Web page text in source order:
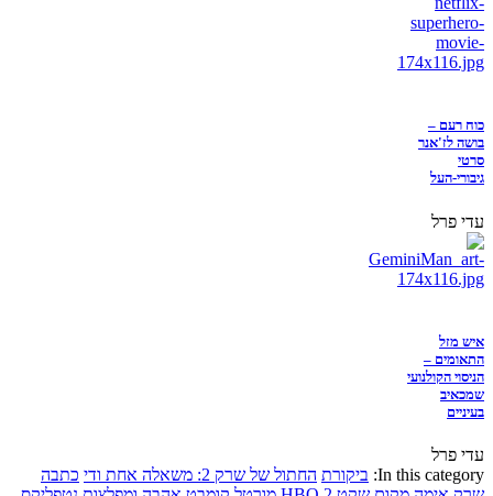
כוח רעם –
בושה לז'אנר
סרטי
גיבורי-העל
עדי פרל
איש מזל
התאומים –
הניסוי הקולנועי
שמכאיב
בעיניים
עדי פרל
In this category: ביקורת החתול של שרק 2: משאלה אחת ודי
כתבה